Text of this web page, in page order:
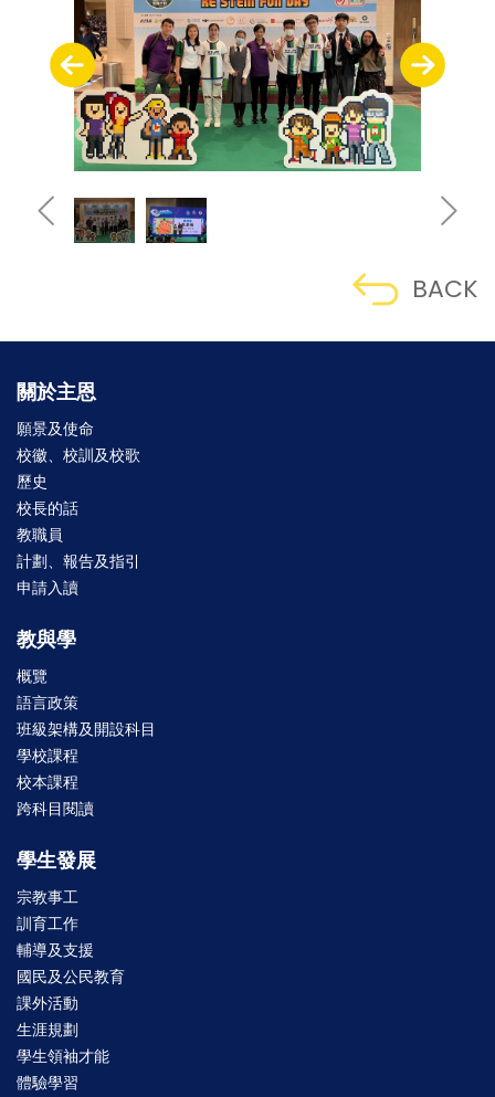
BACK
關於主恩
願景及使命
校徽、校訓及校歌
歷史
校長的話
教職員
計劃、報告及指引
申請入讀
教與學
概覽
語言政策
班級架構及開設科目
學校課程
校本課程
跨科目閱讀
學生發展
宗教事工
訓育工作
輔導及支援
國民及公民教育
課外活動
生涯規劃
學生領袖才能
體驗學習